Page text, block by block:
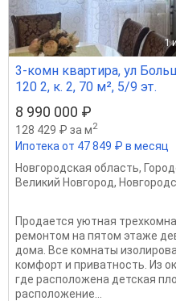
1
3-комн квартира, ул
120 2, к. 2, 70 м², 5/9 эт.
8 990 000 ₽
128 429 ₽ за м2
Ипотека от 47 849 ₽ в месяц
Новгородская область,
Великий Новгород,
Продается уютная
ремонтом на пятом этаже
дома. Все комнаты
комфорт и приватность. Из
где расположена детская
расположение...